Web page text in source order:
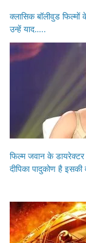
क्लासिक बॉलीवुड
उन्हें याद…..
फिल्म जवान के
दीपिका पादुकोण है